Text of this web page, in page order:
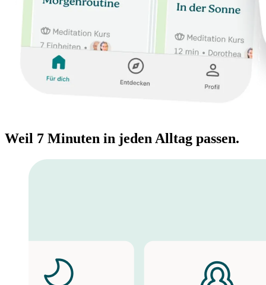
Weil 7 Minuten in jeden Alltag passen.